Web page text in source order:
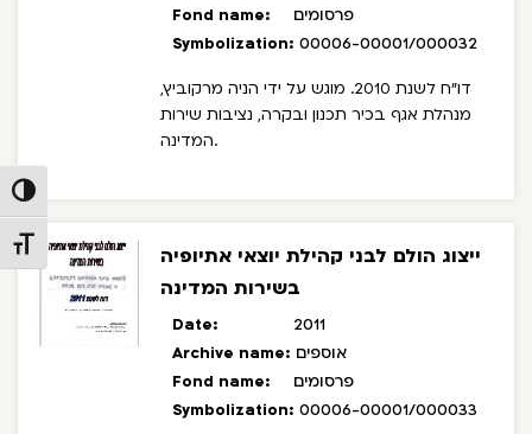
Toggle High Contrast
Toggle Font size
Fond name:
פרסומים
Symbolization: 00006-00001/000032
דו"ח לשנת 2010. מוגש על ידי הניה מרקוביץ,
מנהלת אגף בכיר תכנון ובקרה, נציבות שירות
המדינה.
ייצוג הולם לבני קהילת יוצאי אתיופיה
בשירות המדינה
Date:
2011
Archive name: אוספים
Fond name:
פרסומים
Symbolization: 00006-00001/000033